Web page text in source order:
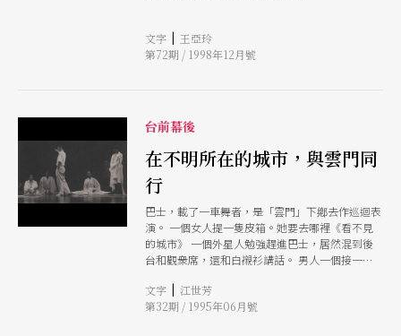
文字 | 王亞玲
第72期 / 1998年12月號
台前幕後
在不明所在的城市，與雲門同
行
巴士，載了一車舞者，是「雲門」下鄕去作巡迴表
演。 一個女人提一隻皮箱。她要去哪裡《看不見
的城市》 一個外星人勉強趕進巴士，居然混到後
台和觀衆席，還和白襯衫講話。 男人一個接一個
節目就要開始了──每一次，同樣的，地面現出一
個火紅的窟窿。
文字 | 江世芳
第32期 / 1995年06月號